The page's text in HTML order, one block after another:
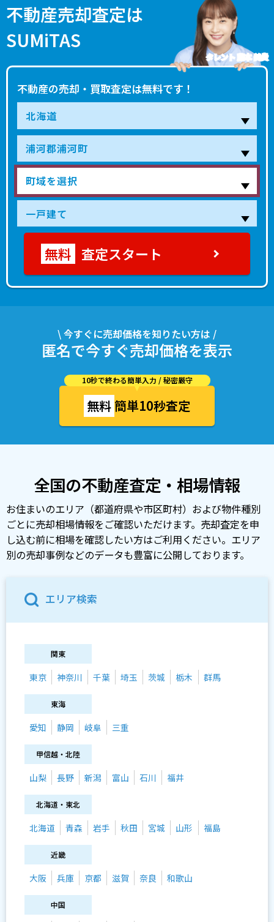
不動産売却査定は
SUMiTAS
不動産の売却・買取査定は無料です！
タレント 藤本 美貴
査定スタート
\ 今すぐに売却価格を知りたい方は /
匿名で今すぐ売却価格を表示
10秒で終わる簡単入力 / 秘密厳守
無料簡単10秒査定
全国の不動産査定・相場情報
お住まいのエリア（都道府県や市区町村）および物件種別
ごとに売却相場情報をご確認いただけます。売却査定を申
し込む前に相場を確認したい方はご利用ください。エリア
別の売却事例などのデータも豊富に公開しております。
エリア検索
関東
東京 神奈川 千葉 埼玉 茨城 栃木 群馬
東海
愛知 静岡 岐阜 三重
甲信越・北陸
山梨 長野 新潟 富山 石川 福井
北海道・東北
北海道 青森 岩手 秋田 宮城 山形 福島
近畿
大阪 兵庫 京都 滋賀 奈良 和歌山
中国